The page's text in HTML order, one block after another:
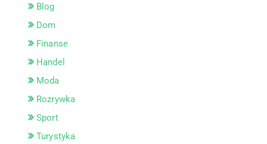
Blog
Dom
Finanse
Handel
Moda
Rozrywka
Sport
Turystyka